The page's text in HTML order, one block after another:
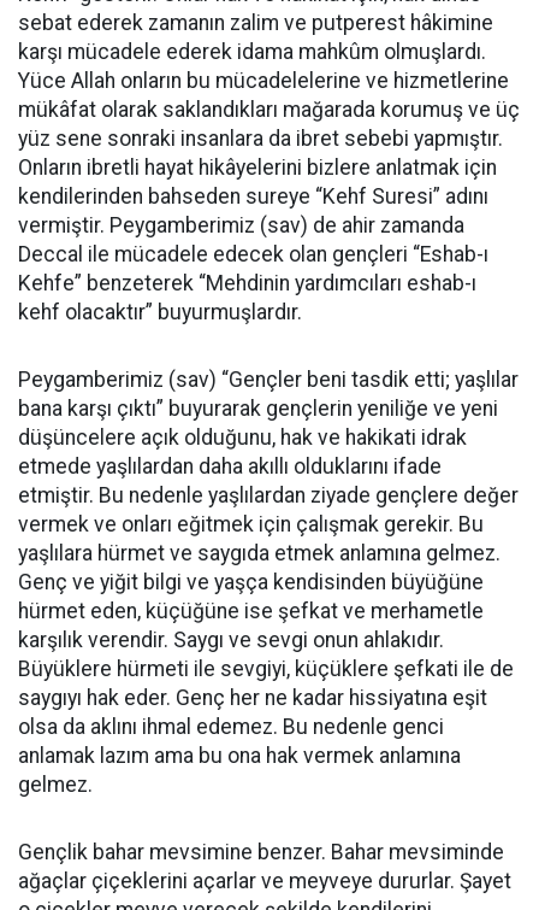
sebat ederek zamanın zalim ve putperest hâkimine
karşı mücadele ederek idama mahkûm olmuşlardı.
Yüce Allah onların bu mücadelelerine ve hizmetlerine
mükâfat olarak saklandıkları mağarada korumuş ve üç
yüz sene sonraki insanlara da ibret sebebi yapmıştır.
Onların ibretli hayat hikâyelerini bizlere anlatmak için
kendilerinden bahseden sureye “Kehf Suresi” adını
vermiştir. Peygamberimiz (sav) de ahir zamanda
Deccal ile mücadele edecek olan gençleri “Eshab-ı
Kehfe” benzeterek “Mehdinin yardımcıları eshab-ı
kehf olacaktır” buyurmuşlardır.
Peygamberimiz (sav) “Gençler beni tasdik etti; yaşlılar
bana karşı çıktı” buyurarak gençlerin yeniliğe ve yeni
düşüncelere açık olduğunu, hak ve hakikati idrak
etmede yaşlılardan daha akıllı olduklarını ifade
etmiştir. Bu nedenle yaşlılardan ziyade gençlere değer
vermek ve onları eğitmek için çalışmak gerekir. Bu
yaşlılara hürmet ve saygıda etmek anlamına gelmez.
Genç ve yiğit bilgi ve yaşça kendisinden büyüğüne
hürmet eden, küçüğüne ise şefkat ve merhametle
karşılık verendir. Saygı ve sevgi onun ahlakıdır.
Büyüklere hürmeti ile sevgiyi, küçüklere şefkati ile de
saygıyı hak eder. Genç her ne kadar hissiyatına eşit
olsa da aklını ihmal edemez. Bu nedenle genci
anlamak lazım ama bu ona hak vermek anlamına
gelmez.
Gençlik bahar mevsimine benzer. Bahar mevsiminde
ağaçlar çiçeklerini açarlar ve meyveye dururlar. Şayet